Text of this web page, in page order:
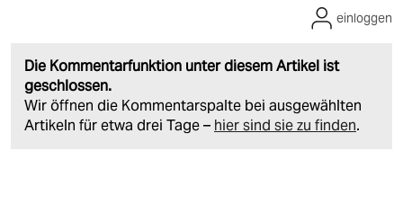
Die Kommentarfunktion unter diesem Artikel ist
geschlossen.
Wir öffnen die Kommentarspalte bei ausgewählten
Artikeln für etwa drei Tage – hier sind sie zu finden.
einloggen